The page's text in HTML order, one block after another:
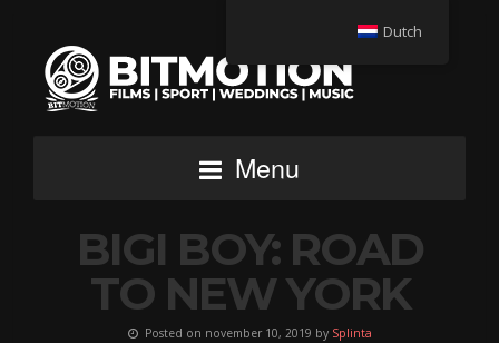
Menu
BIGI BOY: ROAD
TO NEW YORK
Posted on november 10, 2019 by Splinta
Dutch